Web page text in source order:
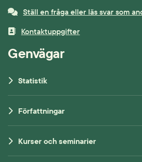
Ställ en fråga eller läs svar som
Kontaktuppgifter
Genvägar
Statistik
Författningar
Kurser och seminarier